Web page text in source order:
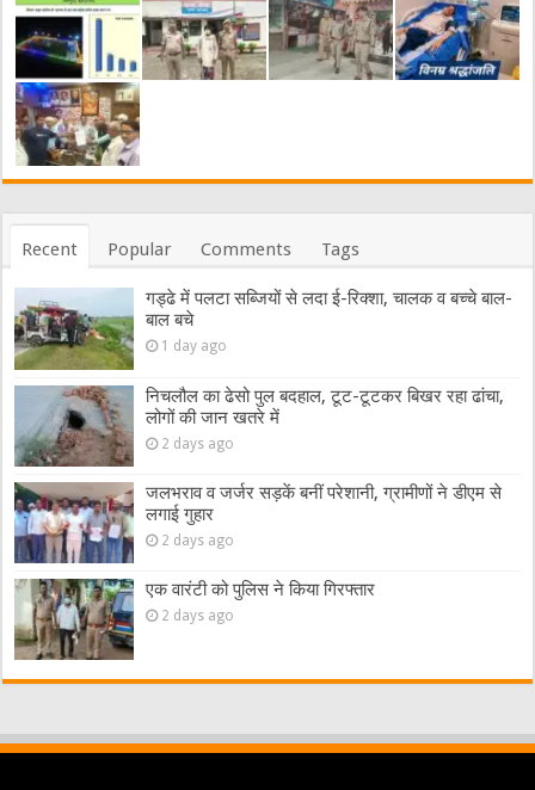
Recent Popular Comments Tags
गड्ढे में पलटा सब्जियों से लदा ई-रिक्शा, चालक व बच्चे बाल-
बाल बचे
1 day ago
निचलौल का ढेसो पुल बदहाल, टूट-टूटकर बिखर रहा ढांचा,
लोगों की जान खतरे में
2 days ago
जलभराव व जर्जर सड़कें बनीं परेशानी, ग्रामीणों ने डीएम से
लगाई गुहार
2 days ago
एक वारंटी को पुलिस ने किया गिरफ्तार
2 days ago